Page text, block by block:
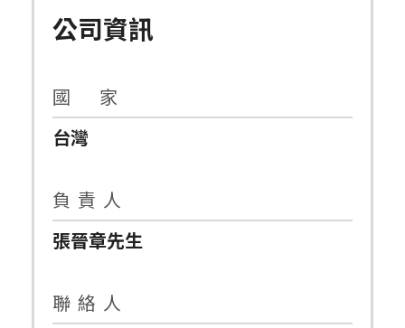
公司資訊
國 家
台灣
負 責 人
張晉章先生
聯 絡 人